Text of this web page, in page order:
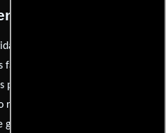
a través de tus opiniones. ¿Qué
de Alan Vint, Danny Mousetis
emociones y
reír, llorar o reflexionar? Este es
nada! Queremos